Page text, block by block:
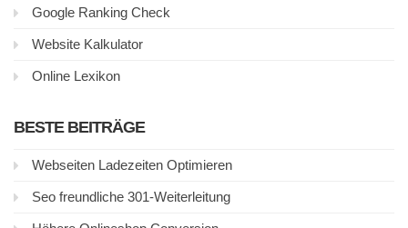
Google Ranking Check
Website Kalkulator
Online Lexikon
BESTE BEITRÄGE
Webseiten Ladezeiten Optimieren
Seo freundliche 301-Weiterleitung